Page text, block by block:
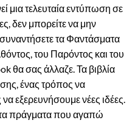
μια τελευταία εντύπωση σε
δεν μπορείτε να μην
τα Φαντάσματα
του Παρόντος και του
θα σας άλλαζε. Τα βιβλία
ένας τρόπος να
εξερευνήσουμε νέες ιδέες.
τα πράγματα που αγαπώ